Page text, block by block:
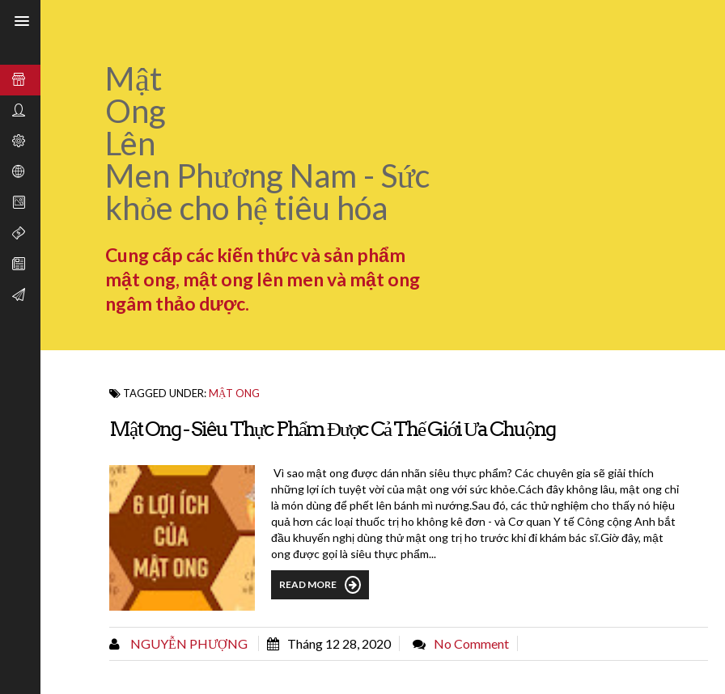
Mật
Ong
Lên
Men Phương Nam - Sức
khỏe cho hệ tiêu hóa
Cung cấp các kiến thức và sản phẩm
mật ong, mật ong lên men và mật ong
ngâm thảo dược.
TAGGED UNDER:MẬT ONG
Mật Ong - Siêu Thực Phẩm Được Cả Thế Giới Ưa Chuộng
Vì sao mật ong được dán nhãn siêu thực phẩm? Các chuyên gia sẽ giải thích
những lợi ích tuyệt vời của mật ong với sức khỏe.Cách đây không lâu, mật ong chỉ
là món dùng để phết lên bánh mì nướng.Sau đó, các thử nghiệm cho thấy nó hiệu
quả hơn các loại thuốc trị ho không kê đơn - và Cơ quan Y tế Công cộng Anh bắt
đầu khuyến nghị dùng thử mật ong trị ho trước khi đi khám bác sĩ.Giờ đây, mật
ong được gọi là siêu thực phẩm...
READ MORE
NGUYỄN PHƯỢNG Tháng 12 28, 2020 No Comment